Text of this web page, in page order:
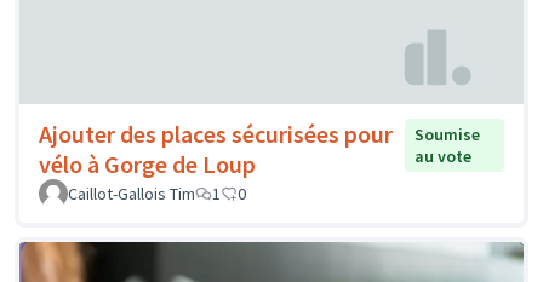
Ajouter des places sécurisées pour
vélo à Gorge de Loup
Soumise
au vote
Caillot-Gallois Tim
1 0